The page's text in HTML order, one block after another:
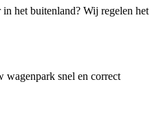
het buitenland? Wij regelen het
wagenpark snel en correct